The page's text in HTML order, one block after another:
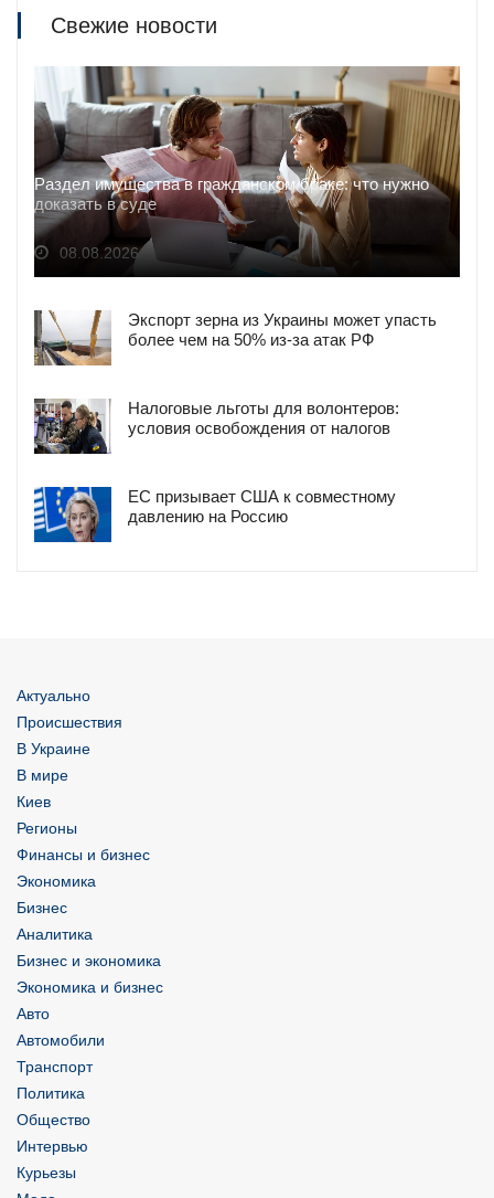
Свежие новости
Раздел имущества в гражданском браке: что нужно
доказать в суде
08.08.2026
Экспорт зерна из Украины может упасть
более чем на 50% из-за атак РФ
Налоговые льготы для волонтеров:
условия освобождения от налогов
ЕС призывает США к совместному
давлению на Россию
Актуально
Происшествия
В Украине
В мире
Киев
Регионы
Финансы и бизнес
Экономика
Бизнес
Аналитика
Бизнес и экономика
Экономика и бизнес
Авто
Автомобили
Транспорт
Политика
Общество
Интервью
Курьезы